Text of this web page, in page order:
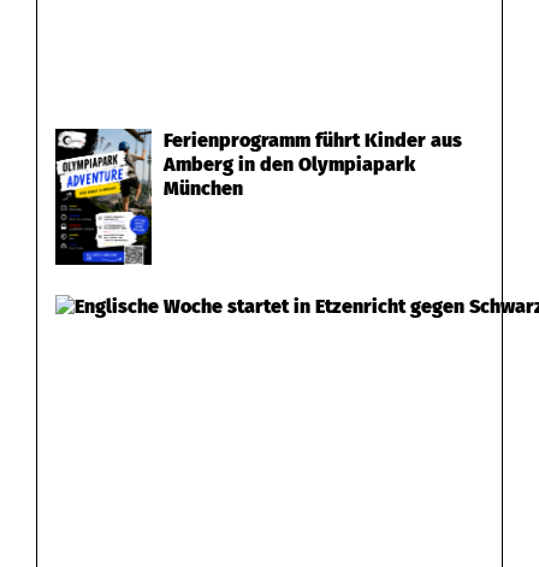
Ferienprogramm führt Kinder aus
Amberg in den Olympiapark
München